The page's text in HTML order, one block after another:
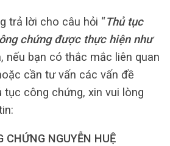
trả lời cho câu hỏi “Thủ tục
chứng được thực hiện như
nếu bạn có thắc mắc liên quan
cần tư vấn các vấn đề
tục công chứng, xin vui lòng
CHỨNG NGUYỄN HUỆ